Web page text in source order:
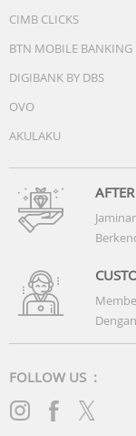
CIMB CLICKS
BTN MOBILE BANKING
DIGIBANK BY DBS
OVO
AKULAKU
FOLLOW US :